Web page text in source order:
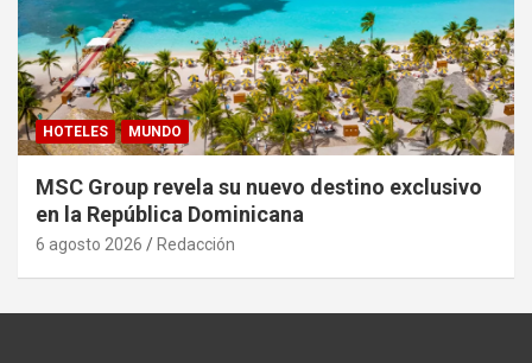
HOTELES MUNDO
MSC Group revela su nuevo destino exclusivo
en la República Dominicana
6 agosto 2026 Redacción